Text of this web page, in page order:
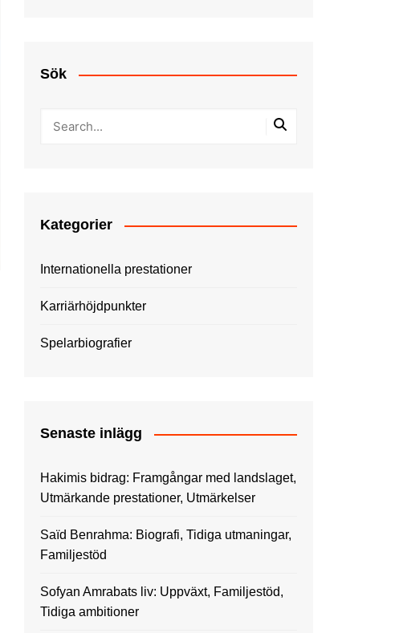
Sök
Kategorier
Internationella prestationer
Karriärhöjdpunkter
Spelarbiografier
Senaste inlägg
Hakimis bidrag: Framgångar med landslaget,
Utmärkande prestationer, Utmärkelser
Saïd Benrahma: Biografi, Tidiga utmaningar,
Familjestöd
Sofyan Amrabats liv: Uppväxt, Familjestöd,
Tidiga ambitioner